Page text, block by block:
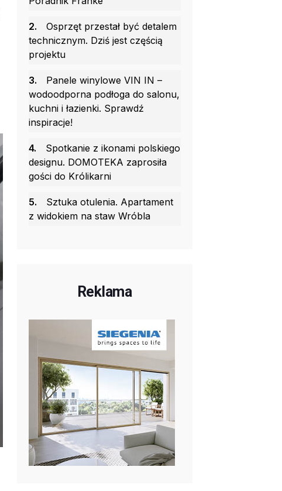
2.
Osprzęt przestał być detalem
technicznym. Dziś jest częścią
projektu
3.
Panele winylowe VIN IN –
wodoodporna podłoga do salonu,
kuchni i łazienki. Sprawdź
inspiracje!
4.
Spotkanie z ikonami polskiego
designu. DOMOTEKA zaprosiła
gości do Królikarni
5.
Sztuka otulenia. Apartament
z widokiem na staw Wróbla
Reklama